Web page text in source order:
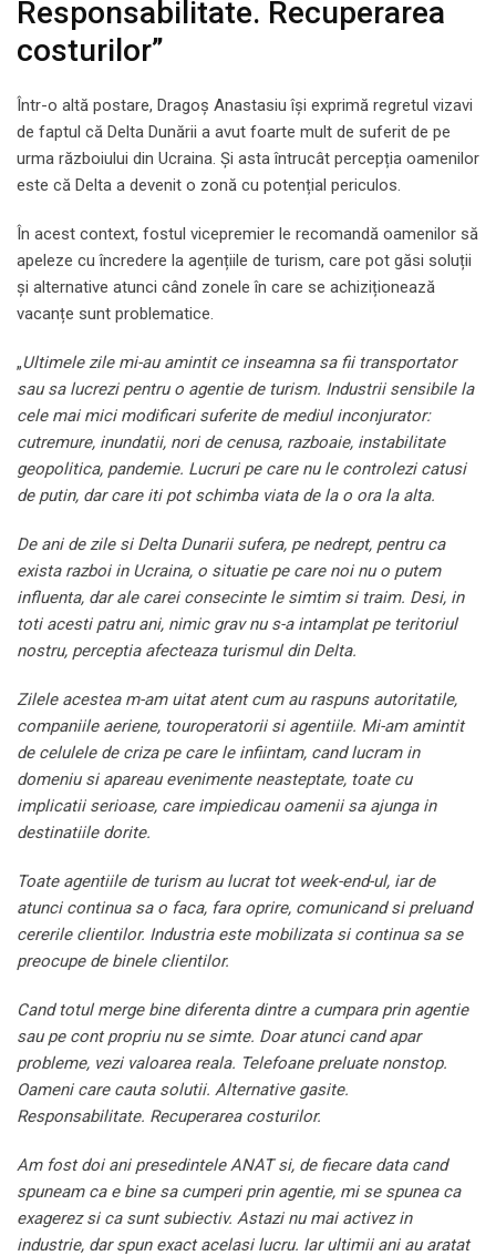
Responsabilitate. Recuperarea
costurilor”
Într-o altă postare, Dragoș Anastasiu își exprimă regretul vizavi
de faptul că Delta Dunării a avut foarte mult de suferit de pe
urma războiului din Ucraina. Și asta întrucât percepția oamenilor
este că Delta a devenit o zonă cu potențial periculos.
În acest context, fostul vicepremier le recomandă oamenilor să
apeleze cu încredere la agențiile de turism, care pot găsi soluții
și alternative atunci când zonele în care se achiziționează
vacanțe sunt problematice.
„Ultimele zile mi-au amintit ce inseamna sa fii transportator
sau sa lucrezi pentru o agentie de turism. Industrii sensibile la
cele mai mici modificari suferite de mediul inconjurator:
cutremure, inundatii, nori de cenusa, razboaie, instabilitate
geopolitica, pandemie. Lucruri pe care nu le controlezi catusi
de putin, dar care iti pot schimba viata de la o ora la alta.
De ani de zile si Delta Dunarii sufera, pe nedrept, pentru ca
exista razboi in Ucraina, o situatie pe care noi nu o putem
influenta, dar ale carei consecinte le simtim si traim. Desi, in
toti acesti patru ani, nimic grav nu s-a intamplat pe teritoriul
nostru, perceptia afecteaza turismul din Delta.
Zilele acestea m-am uitat atent cum au raspuns autoritatile,
companiile aeriene, touroperatorii si agentiile. Mi-am amintit
de celulele de criza pe care le infiintam, cand lucram in
domeniu si apareau evenimente neasteptate, toate cu
implicatii serioase, care impiedicau oamenii sa ajunga in
destinatiile dorite.
Toate agentiile de turism au lucrat tot week-end-ul, iar de
atunci continua sa o faca, fara oprire, comunicand si preluand
cererile clientilor. Industria este mobilizata si continua sa se
preocupe de binele clientilor.
Cand totul merge bine diferenta dintre a cumpara prin agentie
sau pe cont propriu nu se simte. Doar atunci cand apar
probleme, vezi valoarea reala. Telefoane preluate nonstop.
Oameni care cauta solutii. Alternative gasite.
Responsabilitate. Recuperarea costurilor.
Am fost doi ani presedintele ANAT si, de fiecare data cand
spuneam ca e bine sa cumperi prin agentie, mi se spunea ca
exagerez si ca sunt subiectiv. Astazi nu mai activez in
industrie, dar spun exact acelasi lucru. Iar ultimii ani au aratat